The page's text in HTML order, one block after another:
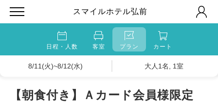
スマイルホテル弘前
日程・人数 客室 プラン カート
8/11(火)~8/12(水) 大人1名, 1室
【朝食付き】Ａカード会員様限定